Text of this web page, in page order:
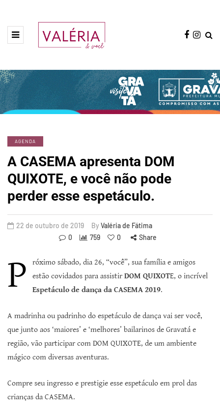
AGENDA
A CASEMA apresenta DOM
QUIXOTE, e você não pode
perder esse espetáculo.
22 de outubro de 2019 By Valéria de Fátima
0
759 0 Share
P
róximo sábado, dia 26, “você”, sua família e amigos
estão covidados para assistir DOM QUIXOTE, o incrível
Espetáculo de dança da CASEMA 2019.
A madrinha ou padrinho do espetáculo de dança vai ser você,
que junto aos ‘maiores’ e ‘melhores’ bailarinos de Gravatá e
região, vão participar com DOM QUIXOTE, de um ambiente
mágico com diversas aventuras.
Compre seu ingresso e prestigie esse espetáculo em prol das
crianças da CASEMA.